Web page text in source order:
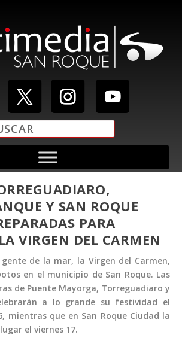
Y SAN ROQUE
PARA
VIRGEN DEL CARMEN
de la mar, la Virgen del Carmen,
en el municipio de San Roque. Las
de Puente Mayorga, Torreguadiaro y
a lo grande su festividad el
mientras que en San Roque Ciudad la
el viernes 17.